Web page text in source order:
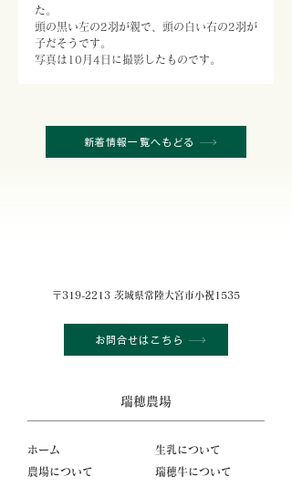
た。
頭の黒い左の2羽が親で、頭の白い右の2羽が
子だそうです。
写真は10月4日に撮影したものです。
新着情報一覧へもどる
〒319-2213 茨城県常陸大宮市小祝1535
お問合せはこちら
瑞穂農場
ホーム
農場について
生乳について
瑞穂牛について